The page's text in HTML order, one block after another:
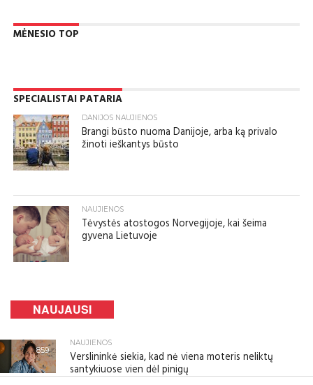
MĖNESIO TOP
SPECIALISTAI PATARIA
DANIJOS NAUJIENOS
Brangi būsto nuoma Danijoje, arba ką privalo
žinoti ieškantys būsto
NAUJIENOS
Tėvystės atostogos Norvegijoje, kai šeima
gyvena Lietuvoje
NAUJAUSI
859
NAUJIENOS
Verslininkė siekia, kad nė viena moteris neliktų
santykiuose vien dėl pinigų